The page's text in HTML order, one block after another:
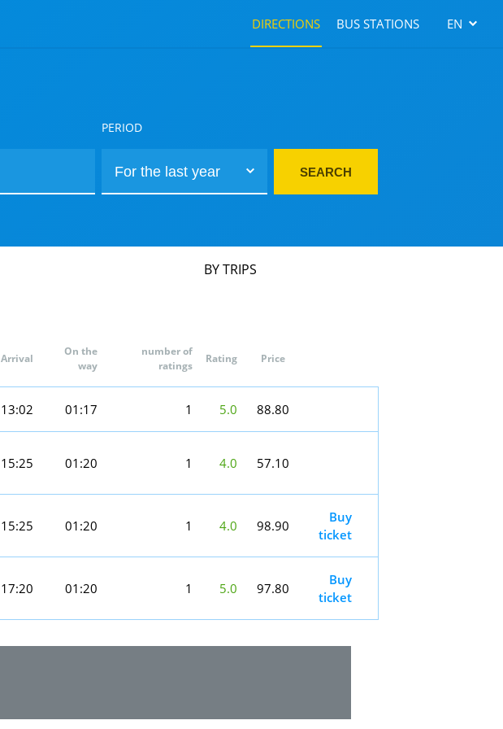
DIRECTIONS BUS STATIONS EN
PERIOD
SEARCH
BY TRIPS
Arrival
On the
way
number of
ratings
Rating Price
13:02 01:17 1 5.0 88.80
15:25 01:20 1 4.0 57.10
15:25 01:20 1 4.0 98.90
Buy
ticket
17:20 01:20 1 5.0 97.80
Buy
ticket